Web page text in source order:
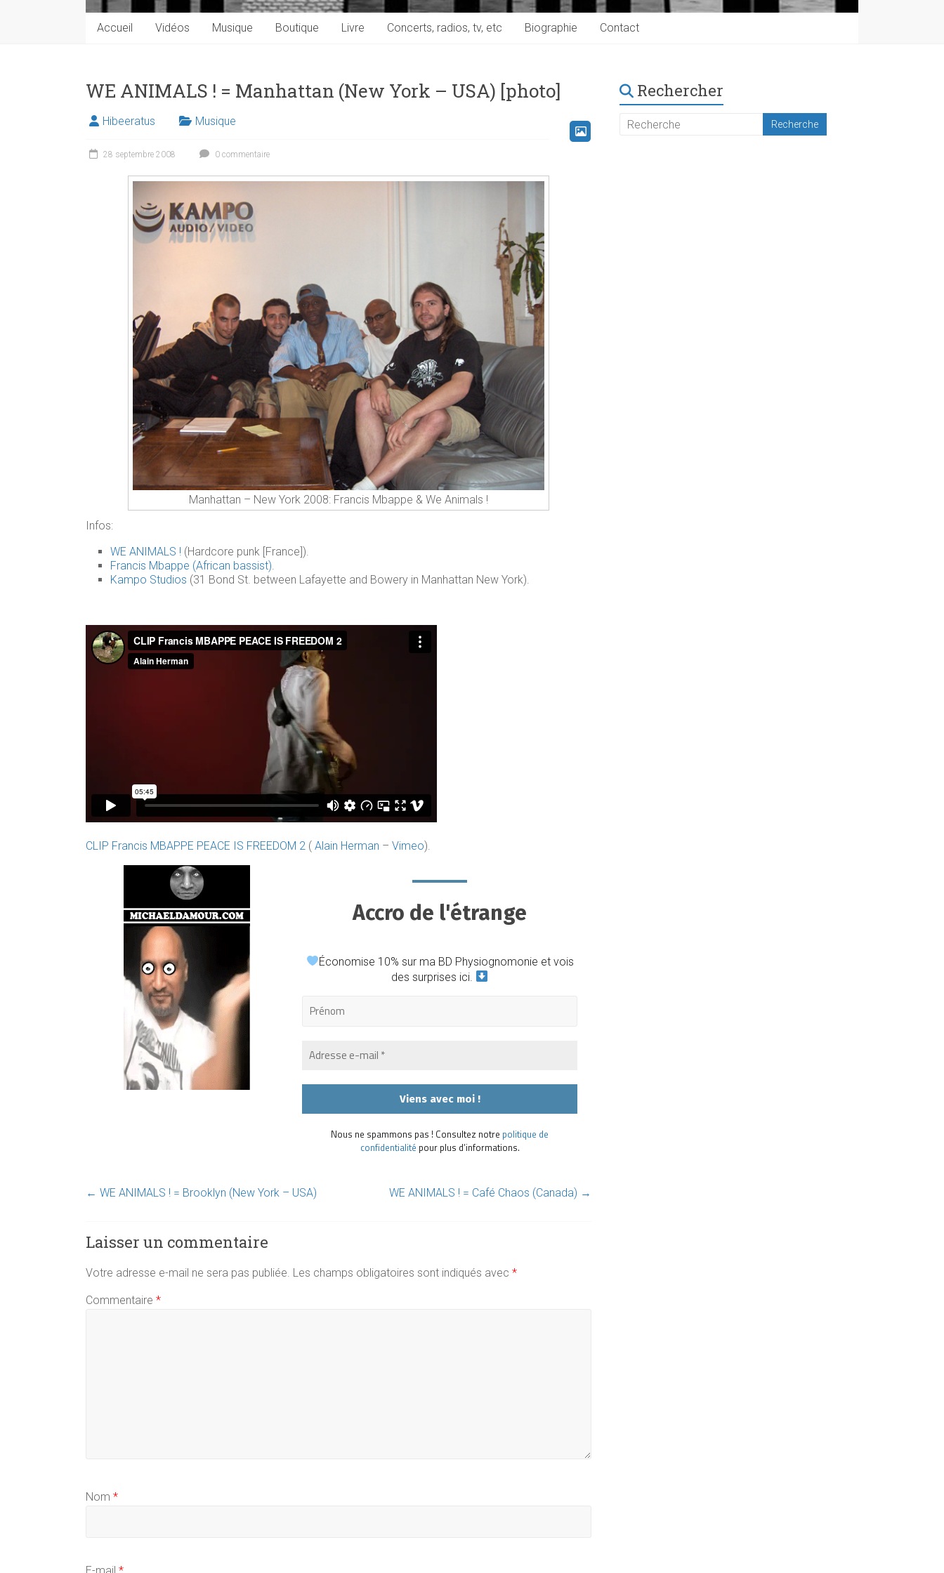
Accueil Vidéos Musique Boutique Livre Concerts, radios, tv, etc Biographie Contact
WE ANIMALS ! = Manhattan (New York – USA) [photo]
Hibeeratus Musique
28 septembre 2008 0 commentaire
Manhattan – New York 2008: Francis Mbappe & We Animals !
Infos:
WE ANIMALS ! (Hardcore punk [France]).
Francis Mbappe (African bassist)
Kampo Studios (31 Bond St. between Lafayette and Bowery in Manhattan New York).
CLIP Francis MBAPPE PEACE IS FREEDOM 2 ( Alain Herman – Vimeo).
Accro de l'étrange
Économise 10% sur ma BD Physiognomonie et vois
des surprises ici.
Nous ne spammons pas ! Consultez notre politique de
confidentialité pour plus d’informations.
← WE ANIMALS ! = Brooklyn (New York – USA) WE ANIMALS ! = Café Chaos (Canada) →
Laisser un commentaire
Votre adresse e-mail ne sera pas publiée. Les champs obligatoires sont indiqués avec *
Commentaire *
Nom *
E-mail *
Rechercher